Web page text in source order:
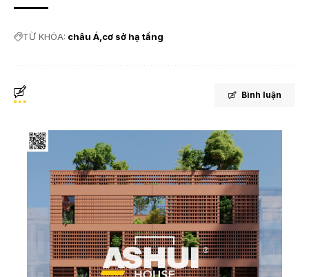
TỪ KHÓA: châu Á cơ sở hạ tầng
Bình luận